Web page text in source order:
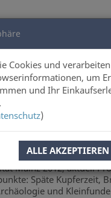
Cookies und
um
und Ihr
)
ALLE AKZEPTIEREN
1970 in Frankfurt
Ur- und
Mainz 2012, aktuell
Späte Kupferzeit,
und